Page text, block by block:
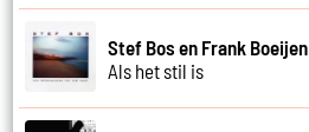
Stef Bos en Frank Boeijen
Als het stil is